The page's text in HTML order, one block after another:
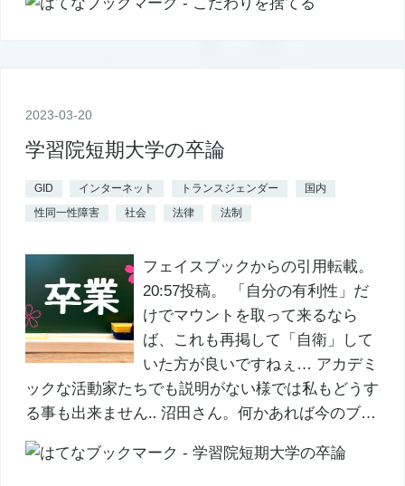
2023-03-20
学習院短期大学の卒論
GID インターネット トランスジェンダー
国内
性同一性障害
社会 法律 法制
フェイスブックからの引用転載。
20:57投稿。 「自分の有利性」だ
けでマウントを取って来るなら
ば、これも再掲して「自衛」して
いた方が良いですねぇ… アカデミ
ックな活動家たちでも説明がない様では私もどうす
る事も出来ません‥ 沼田さん。何かあれば今のブ…